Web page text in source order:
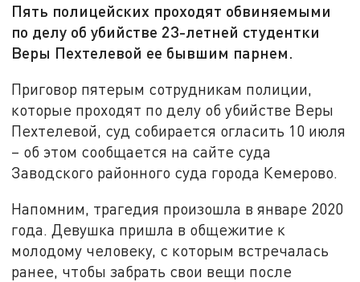
Пять полицейских проходят обвиняемыми
по делу об убийстве 23-летней студентки
Веры Пехтелевой ее бывшим парнем.
Приговор пятерым сотрудникам полиции,
которые проходят по делу об убийстве Веры
Пехтелевой, суд собирается огласить 10 июля
– об этом сообщается на сайте суда
Заводского районного суда города Кемерово.
Напомним, трагедия произошла в январе 2020
года. Девушка пришла в общежитие к
молодому человеку, с которым встречалась
ранее, чтобы забрать свои вещи после